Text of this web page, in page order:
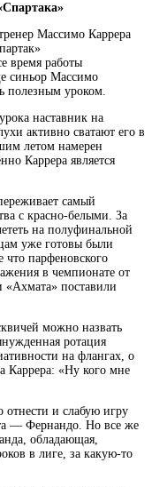
Массимо Каррера
время работы
синьор Массимо
полезным уроком.
наставник на
активно сватают его в
летом намерен
Каррера является
самый
с красно-белыми. За
на полуфинальной
уже готовы были
что парфеновского
в чемпионате от
«Ахмата» поставили
можно назвать
ротация
на флангах, о
Каррера: «Ну кого мне
и слабую игру
— Фернандо. Но все же
обладающая,
в лиге, за какую-то